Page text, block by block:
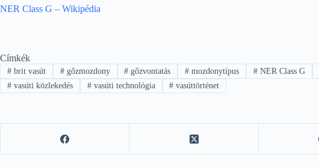
NER Class G – Wikipédia
Címkék
#brit vasút #gőzmozdony # gőzvontatás # mozdonytípus # NER Class G
#vasúti közlekedés #vasúti technológia # vasúttörténet